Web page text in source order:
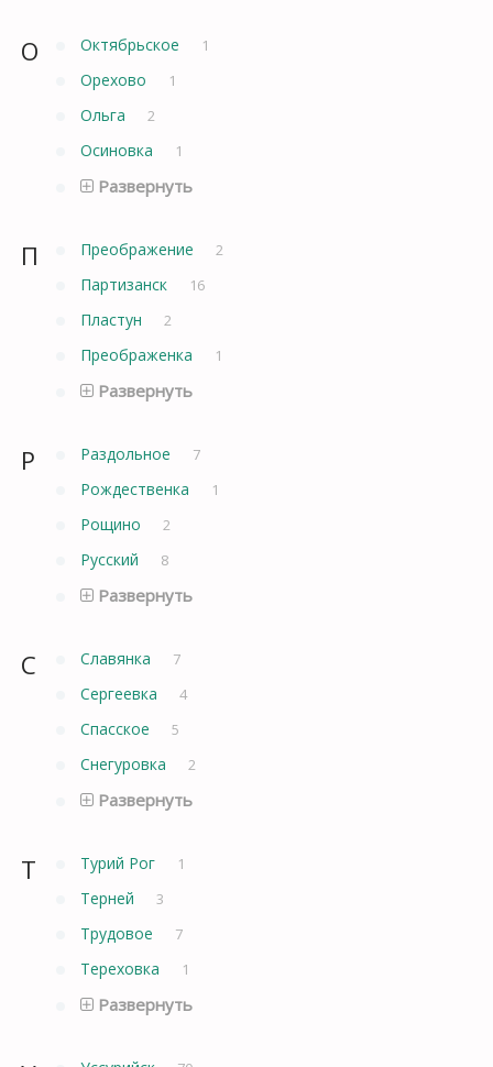
О Октябрьское 1
Орехово 1
Ольга 2
Осиновка 1
Развернуть
П Преображение 2
Партизанск 16
Пластун 2
Преображенка 1
Развернуть
Р Раздольное 7
Рождественка 1
Рощино 2
Русский 8
Развернуть
С Славянка 7
Сергеевка 4
Спасское 5
Снегуровка 2
Развернуть
Т Турий Рог 1
Терней 3
Трудовое 7
Тереховка 1
Развернуть